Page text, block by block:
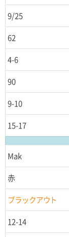
9/25
62
4-6
90
9-10
15-17
Mak
赤
ブラックアウト
12-14